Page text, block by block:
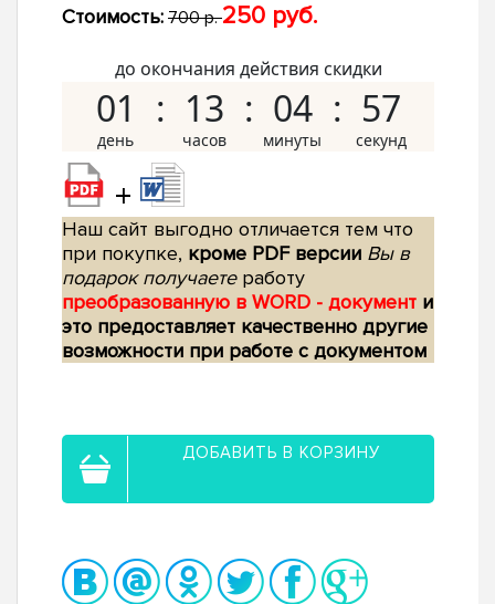
Стоимость: 700 р.250 руб.
до окончания действия скидки
01 13 04 56
+
Наш сайт выгодно отличается тем что
при покупке, кроме PDF версии Вы в
подарок получаетеработу
преобразованную в WORD - документ и
это предоставляет качественно другие
возможности при работе с документом
ДОБАВИТЬ В КОРЗИНУ